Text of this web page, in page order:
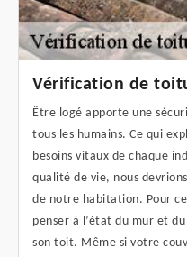
Vérification de
Être logé apporte une
tous les humains. Ce qui
besoins vitaux de chaque
qualité de vie, nous
de notre habitation. Pour
penser à l’état du mur et
son toit. Même si votre